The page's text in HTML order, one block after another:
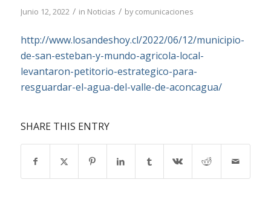
Junio 12, 2022 / in Noticias / bycomunicaciones
http://www.losandeshoy.cl/2022/06/12/municipio-
de-san-esteban-y-mundo-agricola-local-
levantaron-petitorio-estrategico-para-
resguardar-el-agua-del-valle-de-aconcagua/
SHARE THIS ENTRY